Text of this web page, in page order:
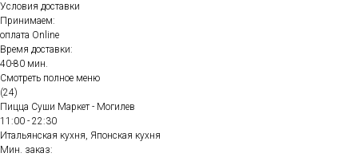
Условия доставки
Принимаем:
оплата Online
Время доставки:
40-80 мин.
Смотреть полное меню
(24)
Пицца Суши Маркет - Могилев
11:00 - 22:30
Итальянская кухня, Японская кухня
Мин. заказ: